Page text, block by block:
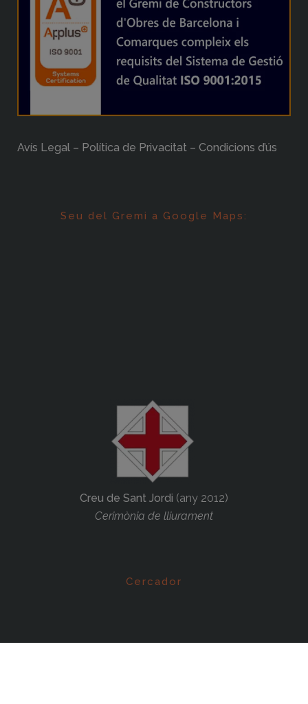
Avís Legal – Política de Privacitat – Condicions d’ús
Seu del Gremi a Google Maps:
Creu de Sant Jordi (any 2012)
Cerimònia de lliurament
Cercador